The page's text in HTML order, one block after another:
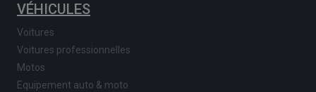
VÉHICULES
Voitures
Voitures professionnelles
Motos
Equipement auto & moto